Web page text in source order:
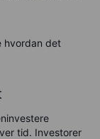
hvordan det
tid. Investorer